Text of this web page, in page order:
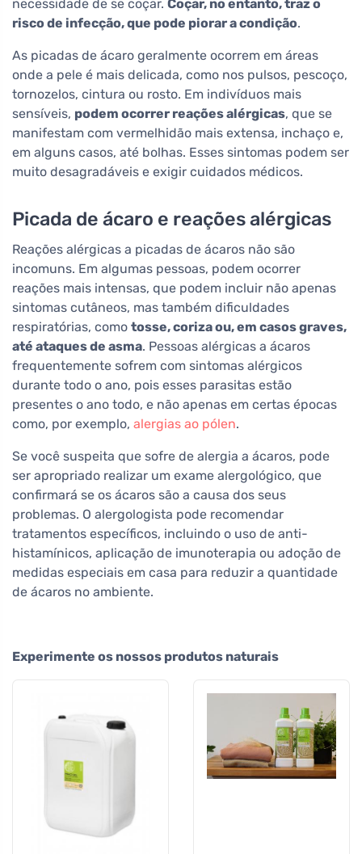
necessidade de se coçar. Coçar, no entanto, traz o
risco de infecção, que pode piorar a condição.
As picadas de ácaro geralmente ocorrem em áreas
onde a pele é mais delicada, como nos pulsos, pescoço,
tornozelos, cintura ou rosto. Em indivíduos mais
sensíveis, podem ocorrer reações alérgicas, que se
manifestam com vermelhidão mais extensa, inchaço e,
em alguns casos, até bolhas. Esses sintomas podem ser
muito desagradáveis e exigir cuidados médicos.
Picada de ácaro e reações alérgicas
Reações alérgicas a picadas de ácaros não são
incomuns. Em algumas pessoas, podem ocorrer
reações mais intensas, que podem incluir não apenas
sintomas cutâneos, mas também dificuldades
respiratórias, como tosse, coriza ou, em casos graves,
até ataques de asma. Pessoas alérgicas a ácaros
frequentemente sofrem com sintomas alérgicos
durante todo o ano, pois esses parasitas estão
presentes o ano todo, e não apenas em certas épocas
como, por exemplo, alergias ao pólen.
Se você suspeita que sofre de alergia a ácaros, pode
ser apropriado realizar um exame alergológico, que
confirmará se os ácaros são a causa dos seus
problemas. O alergologista pode recomendar
tratamentos específicos, incluindo o uso de anti-
histamínicos, aplicação de imunoterapia ou adoção de
medidas especiais em casa para reduzir a quantidade
de ácaros no ambiente.
Experimente os nossos produtos naturais